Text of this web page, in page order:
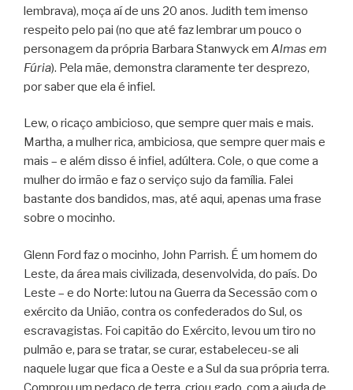
lembrava), moça aí de uns 20 anos. Judith tem imenso
respeito pelo pai (no que até faz lembrar um pouco o
personagem da própria Barbara Stanwyck em Almas em
Fúria). Pela mãe, demonstra claramente ter desprezo,
por saber que ela é infiel.
Lew, o ricaço ambicioso, que sempre quer mais e mais.
Martha, a mulher rica, ambiciosa, que sempre quer mais e
mais – e além disso é infiel, adúltera. Cole, o que come a
mulher do irmão e faz o serviço sujo da família. Falei
bastante dos bandidos, mas, até aqui, apenas uma frase
sobre o mocinho.
Glenn Ford faz o mocinho, John Parrish. É um homem do
Leste, da área mais civilizada, desenvolvida, do país. Do
Leste – e do Norte: lutou na Guerra da Secessão com o
exército da União, contra os confederados do Sul, os
escravagistas. Foi capitão do Exército, levou um tiro no
pulmão e, para se tratar, se curar, estabeleceu-se ali
naquele lugar que fica a Oeste e a Sul da sua própria terra.